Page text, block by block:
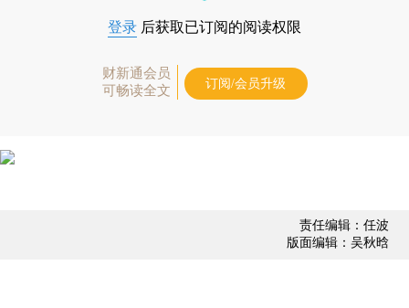
登录 后获取已订阅的阅读权限
财新通会员
可畅读全文
订阅/会员升级
责任编辑：任波
版面编辑：吴秋晗